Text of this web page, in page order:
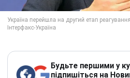
Будьте першими у
підпишіться на